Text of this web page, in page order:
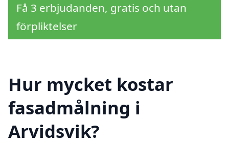
Få 3 erbjudanden, gratis och utan
förpliktelser
Hur mycket kostar
fasadmålning i
Arvidsvik?